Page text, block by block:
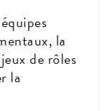
la
de rôles
la